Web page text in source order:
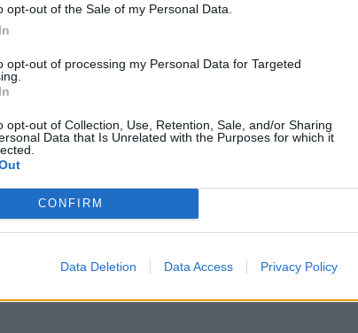
opt-out of the Sale of my Personal Data.
opt-out of processing my Personal Data for Targeted
opt-out of Collection, Use, Retention, Sale, and/or Sharing
Data that Is Unrelated with the Purposes for which it
CONFIRM
Data Deletion Data Access Privacy Policy
Denis